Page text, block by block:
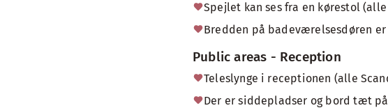
Spejlet kan ses fra en kørestol
Bredden på badeværelsesdøren
Public areas - Reception
Teleslynge i receptionen (alle
Der er siddepladser og bord tæt